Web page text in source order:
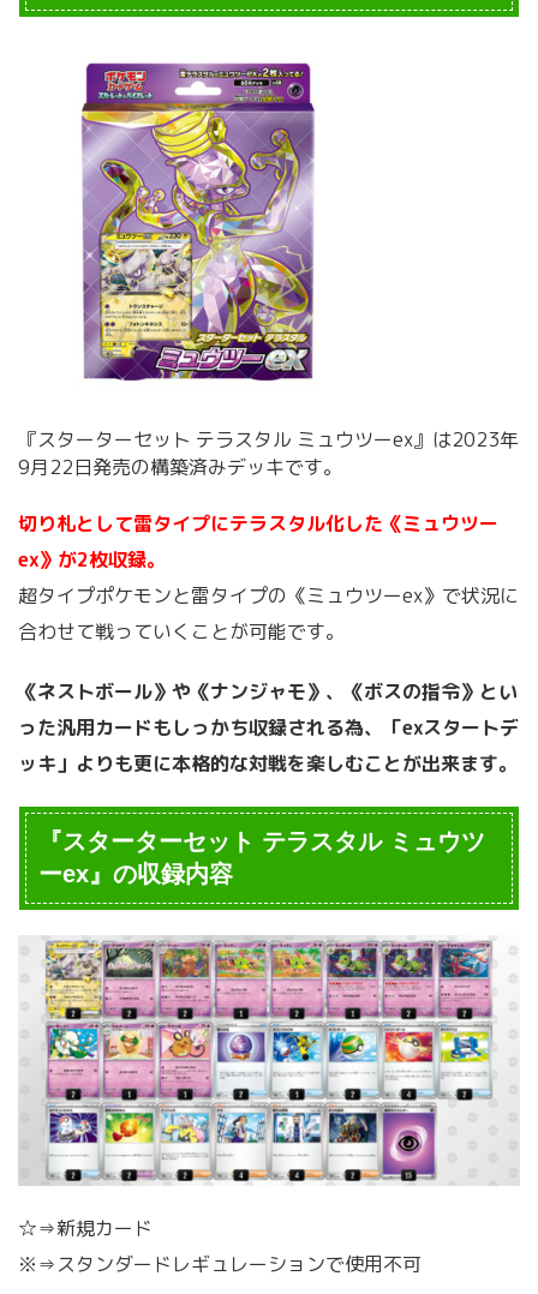
『スターターセット テラスタル ミュウツーex』は2023年
9月22日発売の構築済みデッキです。
切り札として雷タイプにテラスタル化した《ミュウツー
ex》が2枚収録。
超タイプポケモンと雷タイプの《ミュウツーex》で状況に
合わせて戦っていくことが可能です。
《ネストボール》や《ナンジャモ》、《ボスの指令》とい
った汎用カードもしっかち収録される為、「exスタートデ
ッキ」よりも更に本格的な対戦を楽しむことが出来ます。
『スターターセット テラスタル ミュウツ
ーex』の収録内容
☆⇒新規カード
※⇒スタンダードレギュレーションで使用不可